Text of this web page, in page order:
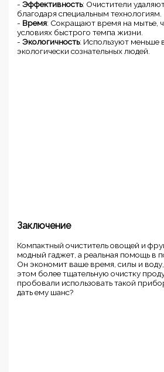
-Эффективность: Очистители
благодаря специальным технологиям.
- Время: Сокращают время на мытье,
условиях быстрого темпа жизни.
-Экологичность: Используют меньше
экологически сознательных людей.
Заключение
Компактный очиститель овощей и
модный гаджет, а реальная помощь в
Он экономит ваше время, силы и
этом более тщательную очистку
пробовали использовать такой
дать ему шанс?